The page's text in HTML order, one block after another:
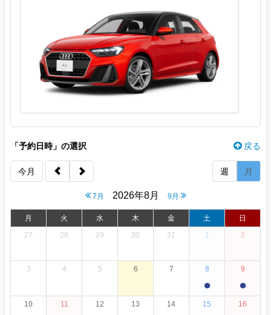
戻る
「予約日時」の選択
今月
7月 2026年8月 9月
週 月
月 火 水 木 金 土
日
27
28 29 30 31 1 2
3 4 5 6 7 8
●
9
●
10 11 12 13 14 15 16